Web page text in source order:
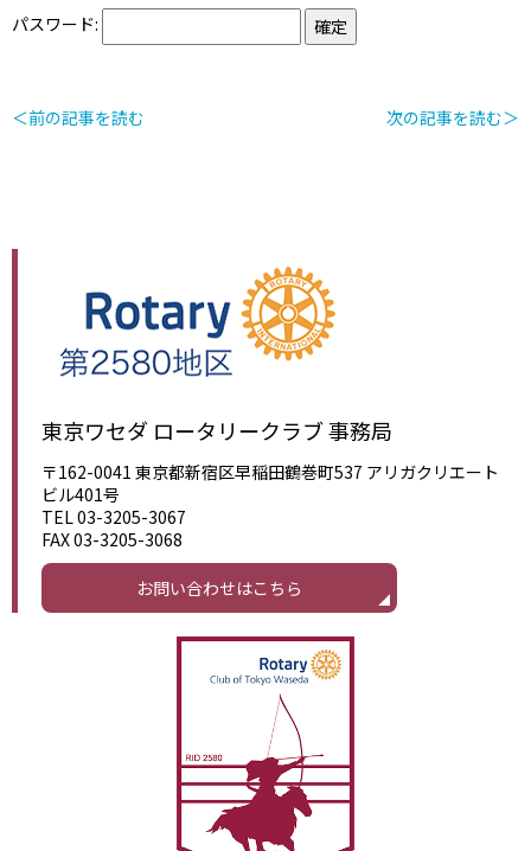
パスワード:
＜前の記事を読む 次の記事を読む＞
東京ワセダ ロータリークラブ 事務局
〒162-0041 東京都新宿区早稲田鶴巻町537 アリガクリエート
ビル401号
TEL 03-3205-3067
FAX 03-3205-3068
お問い合わせはこちら